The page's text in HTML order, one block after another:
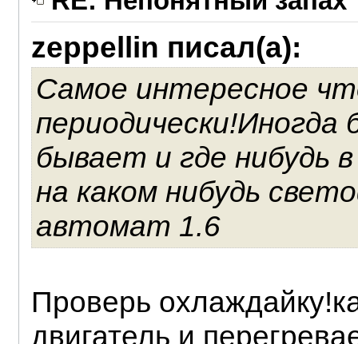
zeppellin писал(а):
Самое интересное
периодически!Иногда
бывает и где нибудь
на каком нибудь
автомат 1.6
Проверь
двигатель и